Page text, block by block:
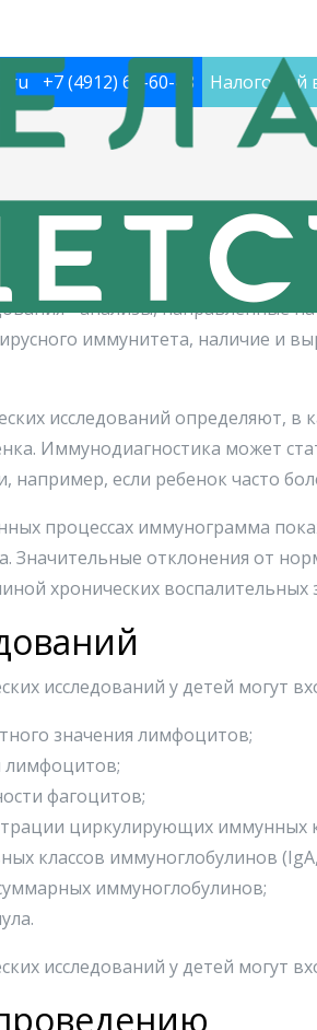
+7 (4912) 60-60-48 Налоговый
Анализы→ Иммунологические
- анализы, направленные
иммунитета, наличие и
исследований определяют, в
Иммунодиагностика может
например, если ребенок часто
процессах иммунограмма
Значительные отклонения от
хронических
исследований у детей могут
значения лимфоцитов;
лимфоцитов;
фагоцитов;
циркулирующих иммунных
классов иммуноглобулинов
иммуноглобулинов;
исследований у детей могут